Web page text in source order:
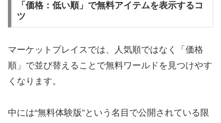
「価格：低い順」で無料アイテムを表示するコ
ツ
マーケットプレイスでは、人気順ではなく「価格
順」で並び替えることで無料ワールドを見つけやす
くなります。
中には“無料体験版”という名目で公開されている限